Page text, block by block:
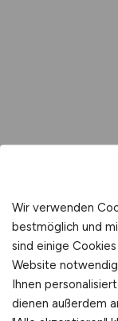
Wir verwenden
bestmöglich und
sind einige
Website
Ihnen
dienen außerdem